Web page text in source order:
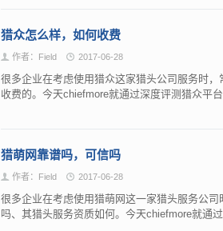
猎众怎么样，如何收费
作者：Field 2017-06-28
很多企业在考虑使用猎众这家猎头公司服务时
收费的。今天chiefmore就通过深度评测猎众平
猎萌网靠谱吗，可信吗
作者：Field 2017-06-28
很多企业在考虑使用猎萌网这一家猎头服务公
吗、其猎头服务资质如何。今天chiefmore就通